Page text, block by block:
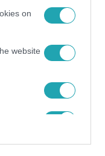
on
website